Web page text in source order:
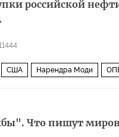
российской
США Нарендра Моди
Что пишут